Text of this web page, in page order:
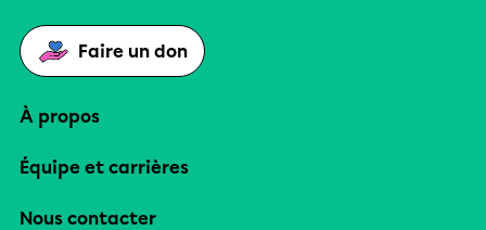
Faire un don
À propos
Équipe et carrières
Nous contacter